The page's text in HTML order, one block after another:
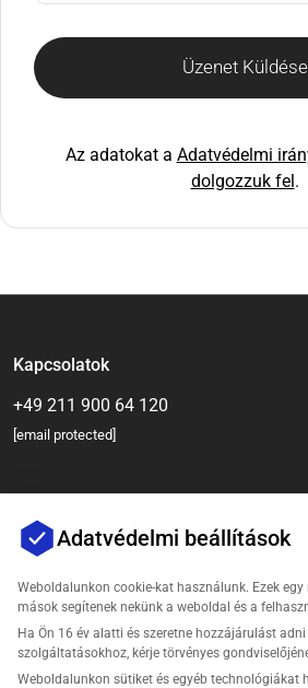
Üzenet Küldése
Az adatokat a Adatvédelmi
dolgozzuk fel.
Kapcsolatok
+49 211 900 64 120
[email protected]
Vállalat
Adatvédelmi beállítások
Weboldalunkon cookie-kat használunk. Ezek egy
mások segítenek nekünk a weboldal és a
Ha Ön 16 év alatti és szeretne hozzájárulást
szolgáltatásokhoz, kérje törvényes
Weboldalunkon sütiket és egyéb technológiákat